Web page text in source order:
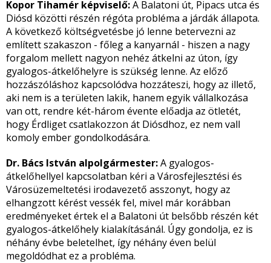
Kopor Tihamér képviselő:A Balatoni út, Pipacs utca és
Diósd közötti részén régóta probléma a járdák állapota.
A következő költségvetésbe jó lenne betervezni az
említett szakaszon - főleg a kanyarnál - hiszen a nagy
forgalom mellett nagyon nehéz átkelni az úton, így
gyalogos-átkelőhelyre is szükség lenne. Az előző
hozzászóláshoz kapcsolódva hozzáteszi, hogy az illető,
aki nem is a területen lakik, hanem egyik vállalkozása
van ott, rendre két-három évente előadja az ötletét,
hogy Érdliget csatlakozzon át Diósdhoz, ez nem vall
komoly ember gondolkodására.
Dr. Bács István alpolgármester:A gyalogos-
átkelőhellyel kapcsolatban kéri a Városfejlesztési és
Városüzemeltetési irodavezető asszonyt, hogy az
elhangzott kérést vessék fel, mivel már korábban
eredményeket értek el a Balatoni út belsőbb részén két
gyalogos-átkelőhely kialakításánál. Úgy gondolja, ez is
néhány évbe beletelhet, így néhány éven belül
megoldódhat ez a probléma.